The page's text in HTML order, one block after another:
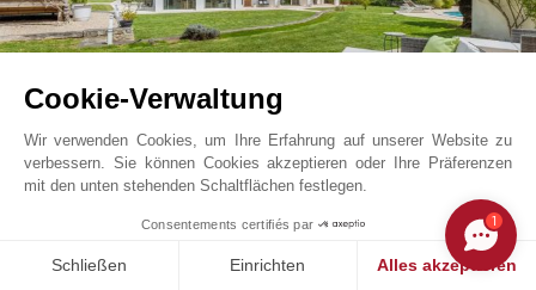
Opio
1 995 000 EUR
Cookie-Verwaltung
Wir verwenden Cookies, um Ihre Erfahrung auf unserer Website zu
verbessern. Sie können Cookies akzeptieren oder Ihre Präferenzen
mit den unten stehenden Schaltflächen festlegen.
Consentements certifiés par
Schließen Einrichten Alles akzeptieren
1